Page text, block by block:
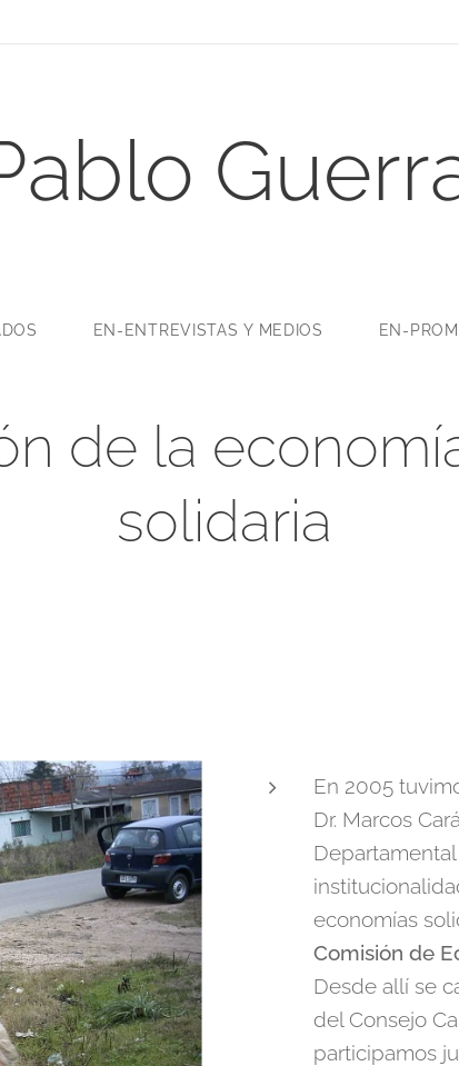
EN-ENTREVISTAS Y MEDIOS EN-
de la
solidaria
En 2005
Dr. Marcos
economías
Comisión de
Desde allí se
del Consejo
participamos